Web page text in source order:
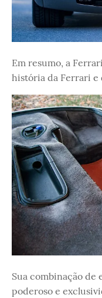
Em resumo, a
história da Ferrari e
Sua combinação
poderoso e